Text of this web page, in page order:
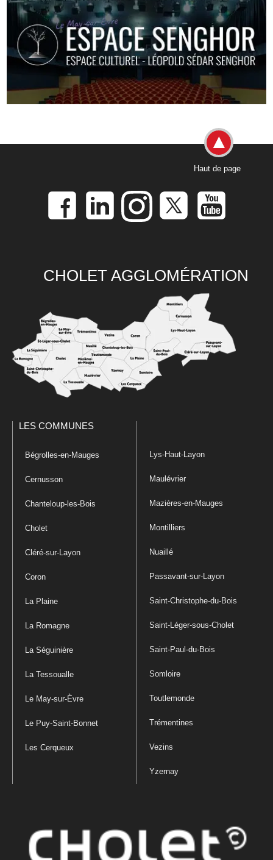
Haut de page
CHOLET AGGLOMÉRATION
LES COMMUNES
Bégrolles-en-Mauges
Cernusson
Chanteloup-les-Bois
Cholet
Cléré-sur-Layon
Coron
La Plaine
La Romagne
La Séguinière
La Tessoualle
Le May-sur-Èvre
Le Puy-Saint-Bonnet
Les Cerqueux
Lys-Haut-Layon
Maulévrier
Mazières-en-Mauges
Montilliers
Nuaillé
Passavant-sur-Layon
Saint-Christophe-du-Bois
Saint-Léger-sous-Cholet
Saint-Paul-du-Bois
Somloire
Toutlemonde
Trémentines
Vezins
Yzernay